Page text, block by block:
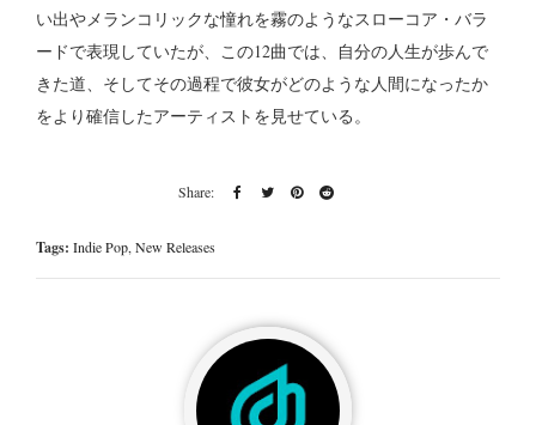
い出やメランコリックな憧れを霧のようなスローコア・バラ
ードで表現していたが、この12曲では、自分の人生が歩んで
きた道、そしてその過程で彼女がどのような人間になったか
をより確信したアーティストを見せている。
Tags: Indie Pop,New Releases